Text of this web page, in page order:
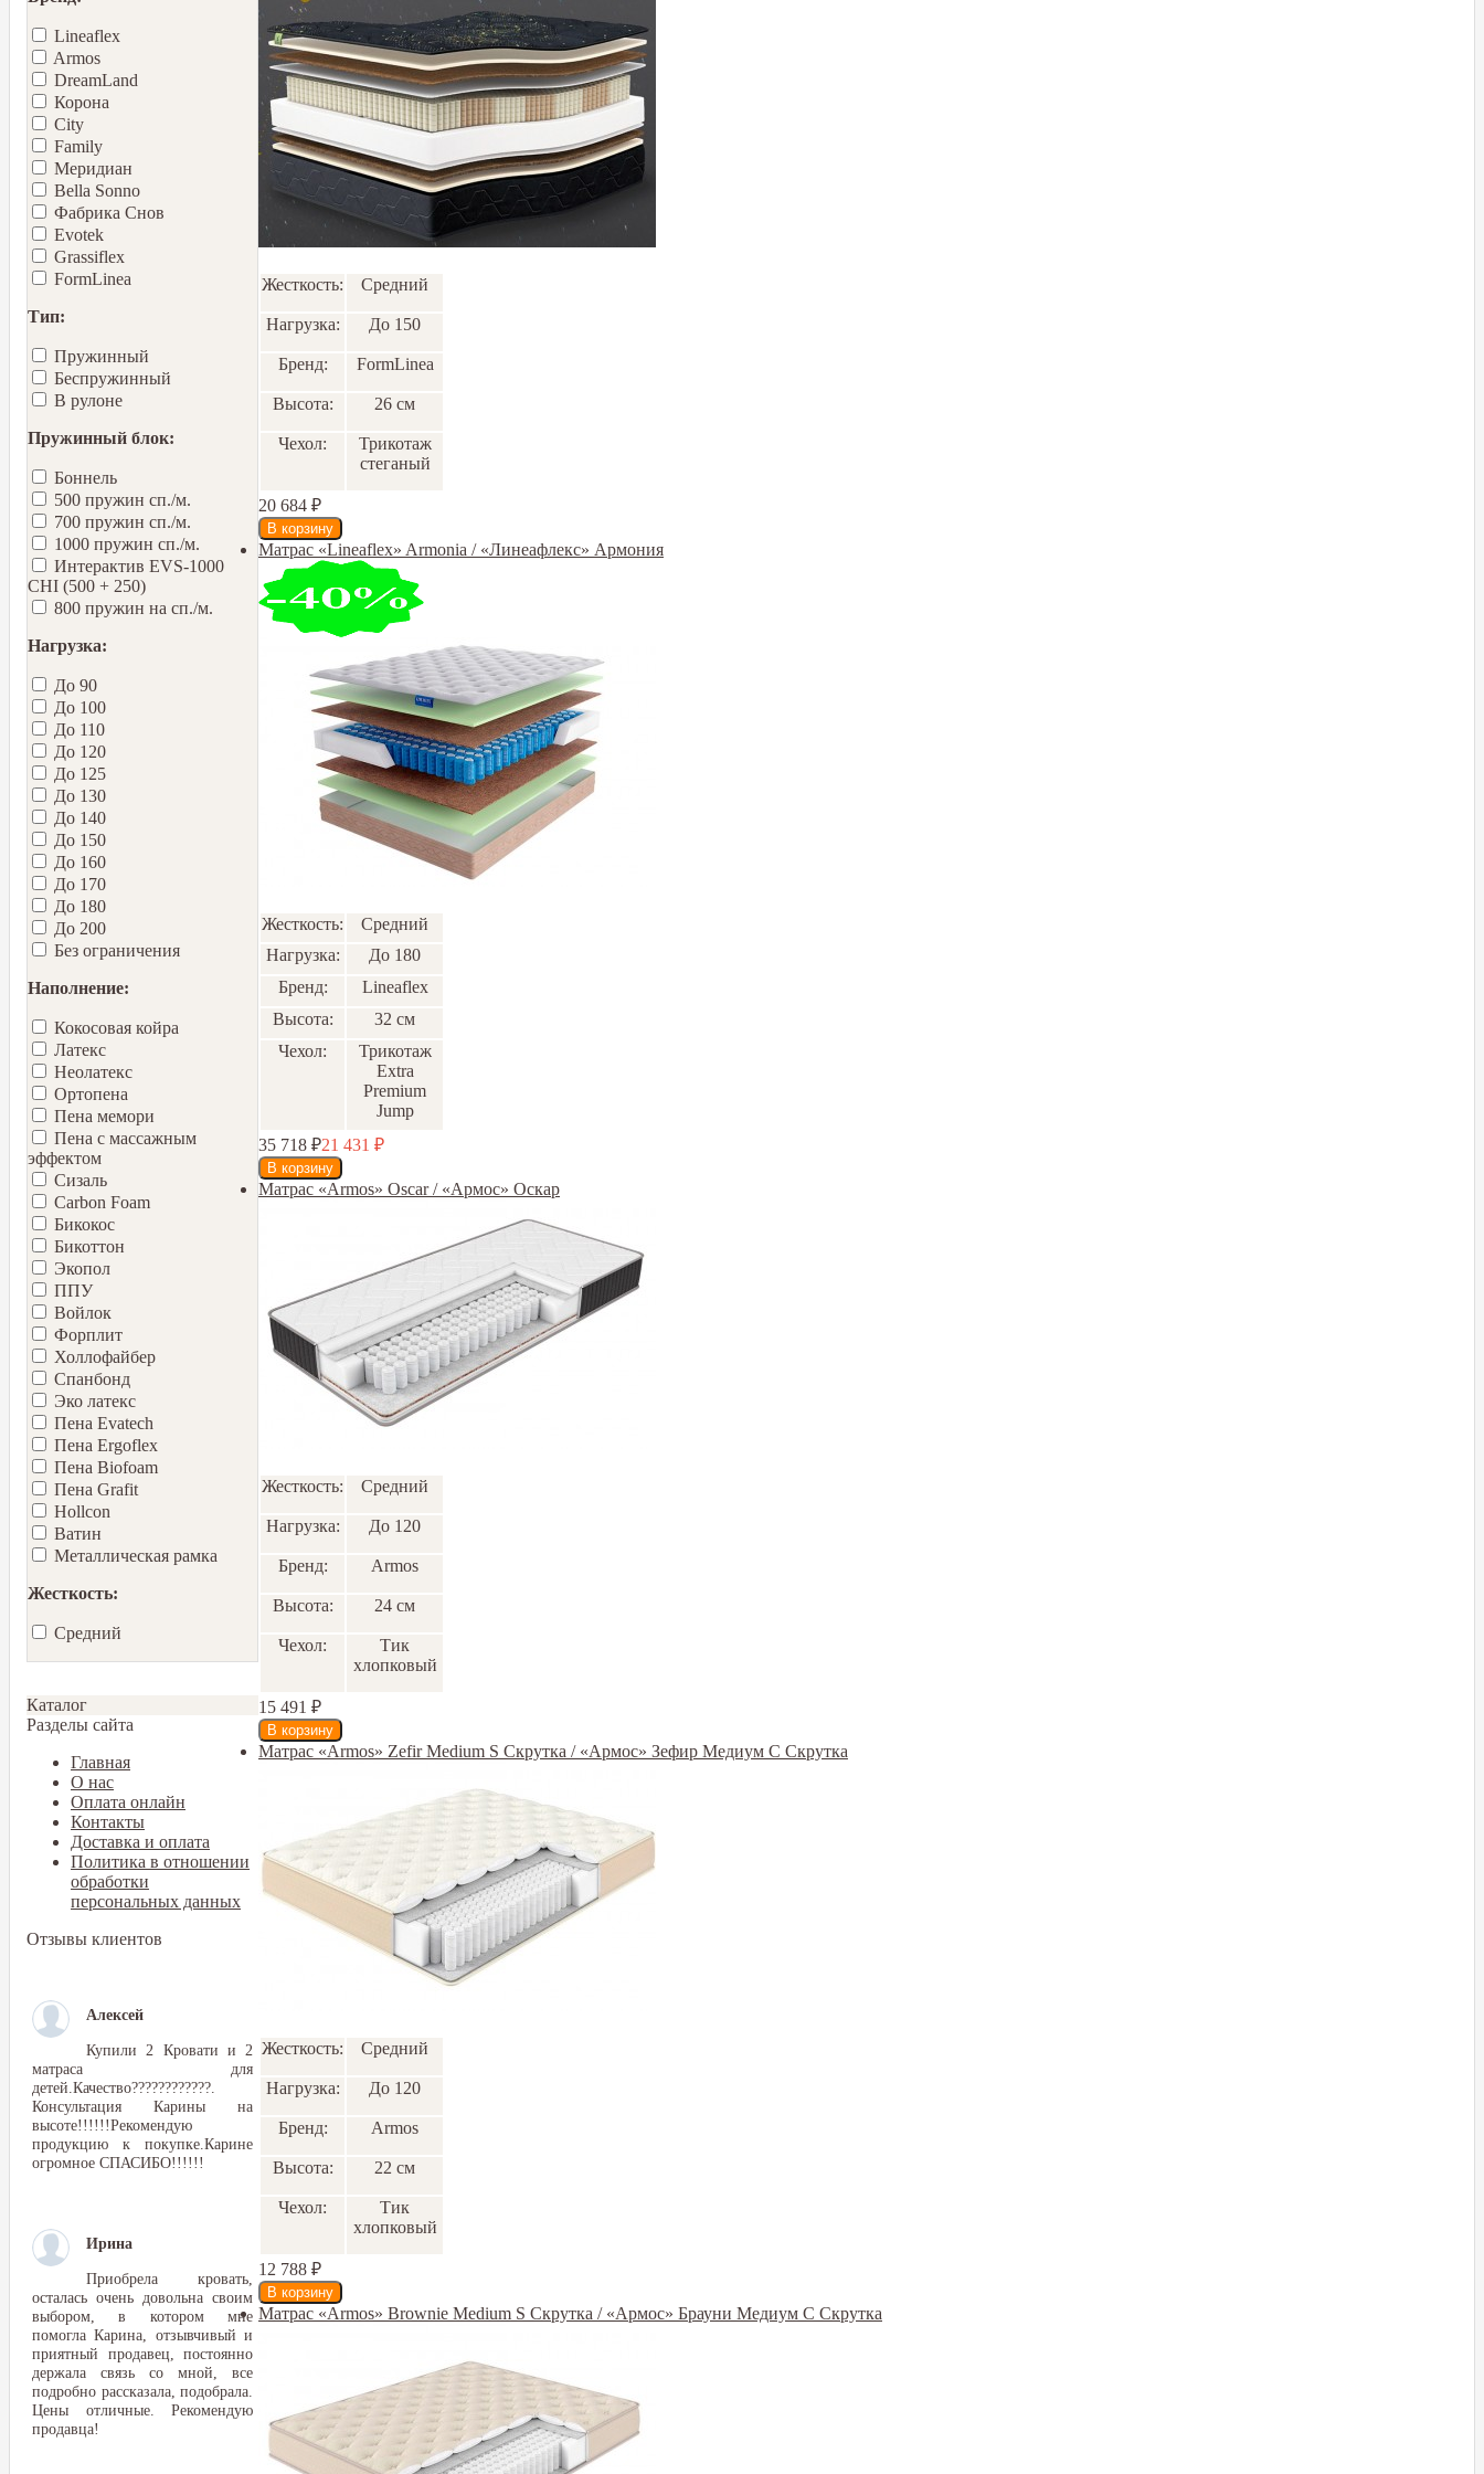
Lineaflex
Armos
DreamLand
Корона
City
Family
Меридиан
Bella Sonno
Фабрика Снов
Еvotek
Grassiflex
FormLinea
Тип:
Пружинный
Беспружинный
В рулоне
Пружинный блок:
Боннель
500 пружин сп./м.
700 пружин сп./м.
1000 пружин сп./м.
Интерактив EVS-1000
CHI (500 + 250)
800 пружин на сп./м.
Нагрузка:
До 90
До 100
До 110
До 120
До 125
До 130
До 140
До 150
До 160
До 170
До 180
До 200
Без ограничения
Наполнение:
Кокосовая койра
Латекс
Неолатекс
Ортопена
Пена мемори
Пена с массажным
эффектом
Сизаль
Carbon Foam
Бикокос
Бикоттон
Экопол
ППУ
Войлок
Форплит
Холлофайбер
Спанбонд
Эко латекс
Пена Evatech
Пена Ergoflex
Пена Biofoam
Пена Grafit
Hollcon
Ватин
Металлическая рамка
Жесткость:
Средний
Каталог
Разделы сайта
Главная
О нас
Оплата онлайн
Контакты
Доставка и оплата
Политика в отношении
обработки
персональных данных
Отзывы клиентов
Алексей
Купили 2 Кровати и 2
матраса для
детей.Качество????????????.
Консультация Карины на
высоте!!!!!!Рекомендую
продукцию к покупке.Карине
огромное СПАСИБО!!!!!!
Ирина
Приобрела кровать,
осталась очень довольна своим
выбором, в котором мне
помогла Карина, отзывчивый и
приятный продавец, постоянно
держала связь со мной, все
подробно рассказала, подобрала.
Цены отличные. Рекомендую
продавца!
Жесткость: Средний
Нагрузка: До 150
Бренд: FormLinea
Высота: 26 см
Чехол:
Трикотаж
стеганый
20 684 ₽
Матрас «Lineaflex» Armonia / «Линеафлекс» Армония
Жесткость:
Средний
Нагрузка:
До 180
Бренд:
Lineaflex
Высота:
32 см
Чехол:
Трикотаж
Extra
Premium
Jump
35 718 ₽21 431 ₽
Матрас «Armos» Oscar / «Армос» Оскар
Жесткость: Средний
Нагрузка: До 120
Бренд: Armos
Высота: 24 см
Чехол:
Тик
хлопковый
15 491 ₽
Матрас «Armos» Zefir Medium S Скрутка / «Армос» Зефир Медиум С Скрутка
Жесткость: Средний
Нагрузка: До 120
Бренд: Armos
Высота: 22 см
Чехол:
Тик
хлопковый
12 788 ₽
Матрас «Armos» Brownie Medium S Скрутка / «Армос» Брауни Медиум С Скрутка